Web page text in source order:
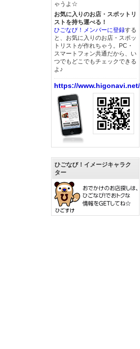
ゃうよ☆
お気に入りのお店・スポットリ
ストを持ち運べる！
ひごなび！メンバーに登録する
と、お気に入りのお店・スポッ
トリストが作れちゃう。PC・
スマートフォン共通だから、い
つでもどこでもチェックできる
よ♪
https://www.higonavi.net/
ひごなび！イメージキャラク
ター